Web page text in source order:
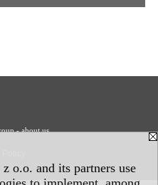
o.o. and its partners use
- about us